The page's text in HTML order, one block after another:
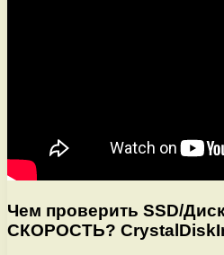
Чем проверить SSD/
СКОРОСТЬ?